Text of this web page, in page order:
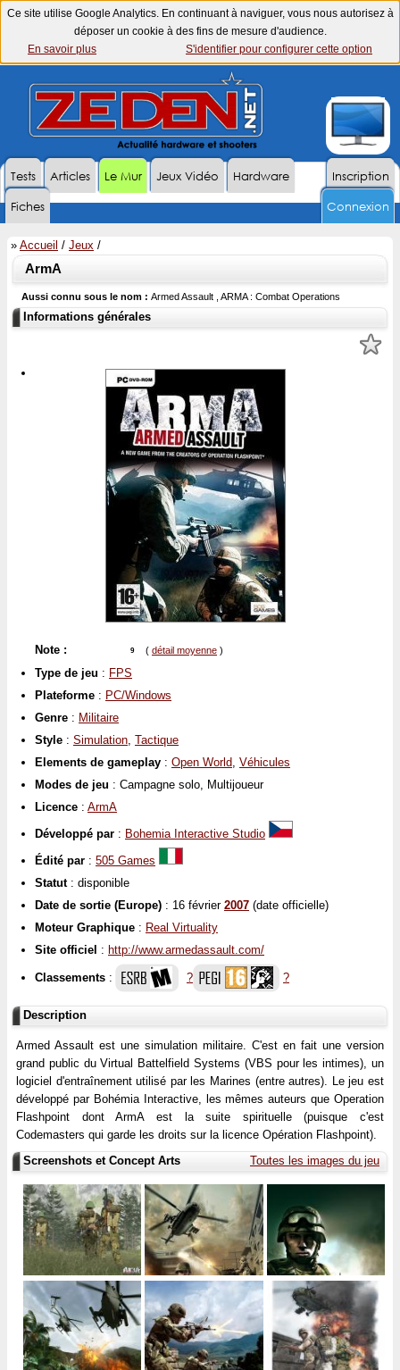
Ce site utilise Google Analytics. En continuant à naviguer, vous nous autorisez à
déposer un cookie à des fins de mesure d'audience.
En savoir plus
S'identifier pour configurer cette option
Inscription
Tests Articles Le Mur Jeux Vidéo
Hardware
Fiches
Connexion
» Accueil / Jeux /
ArmA
Aussi connu sous le nom : Armed Assault , ARMA : Combat Operations
Informations générales
Note : 9 ( détail moyenne )
Type de jeu : FPS
Plateforme : PC/Windows
Genre : Militaire
Style : Simulation, Tactique
Elements de gameplay : Open World, Véhicules
Modes de jeu : Campagne solo, Multijoueur
Licence : ArmA
Développé par : Bohemia Interactive Studio
Édité par : 505 Games
Statut: disponible
Date de sortie (Europe) : 16 février 2007 (date officielle)
Moteur Graphique : Real Virtuality
Site officiel : http://www.armedassault.com/
Classements : ? ?
Description
Armed Assault est une simulation militaire. C'est en fait une version
grand public du Virtual Battelfield Systems (VBS pour les intimes), un
logiciel d'entraînement utilisé par les Marines (entre autres). Le jeu est
développé par Bohémia Interactive, les mêmes auteurs que Operation
Flashpoint dont ArmA est la suite spirituelle (puisque c'est
Codemasters qui garde les droits sur la licence Opération Flashpoint).
Toutes les images du jeu
Screenshots et Concept Arts